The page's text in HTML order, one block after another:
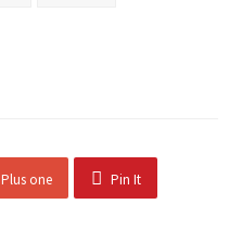
Plus one Pin It